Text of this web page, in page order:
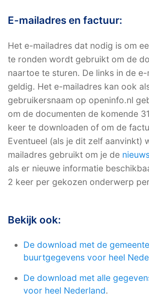
E-mailadres en factuur:
Het e-mailadres dat nodig is om
te ronden wordt gebruikt om de
naartoe te sturen. De links in de
geldig. Het e-mailadres kan ook
gebruikersnaam op openinfo.nl
om de documenten de komende
keer te downloaden of om de
Eventueel (als je dit zelf aanvinkt)
mailadres gebruikt om je de
als er nieuwe informatie
2 keer per gekozen onderwerp
Bekijk ook:
De download met de
buurtgegevens voor heel
De download met alle
voor heel Nederland.